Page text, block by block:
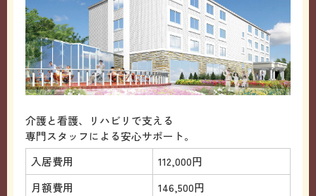
介護と看護、リハビリで支える
専門スタッフによる安心サポート。
入居費用
112,000円
月額費用
146,500円